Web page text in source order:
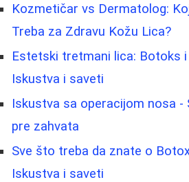
Kozmetičar vs Dermatolog:
Treba za Zdravu Kožu Lica?
Estetski tretmani lica: Botoks
Iskustva i saveti
Iskustva sa operacijom nosa -
pre zahvata
Sve što treba da znate o
Iskustva i saveti